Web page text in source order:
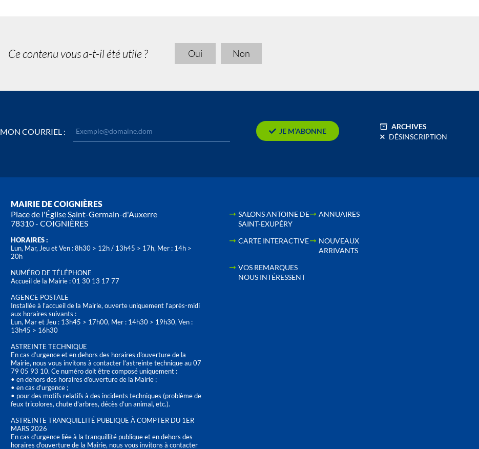
Ce contenu vous a-t-il été utile ? Oui Non
MON COURRIEL : JE M’ABONNE
ARCHIVES
DÉSINSCRIPTION
MAIRIE DE COIGNIÈRES
Place de l'Église Saint-Germain-d'Auxerre
78310 - COIGNIÈRES
HORAIRES :
Lun, Mar, Jeu et Ven : 8h30 > 12h / 13h45 > 17h, Mer : 14h >
20h
NUMÉRO DE TÉLÉPHONE
Accueil de la Mairie : 01 30 13 17 77
AGENCE POSTALE
Installée à l’accueil de la Mairie, ouverte uniquement l'après-midi
aux horaires suivants :
Lun, Mar et Jeu : 13h45 > 17h00, Mer : 14h30 > 19h30, Ven :
13h45 > 16h30
ASTREINTE TECHNIQUE
En cas d’urgence et en dehors des horaires d'ouverture de la
Mairie, nous vous invitons à contacter l’astreinte technique au 07
79 05 93 10. Ce numéro doit être composé uniquement :
• en dehors des horaires d’ouverture de la Mairie ;
• en cas d’urgence ;
• pour des motifs relatifs à des incidents techniques (problème de
feux tricolores, chute d’arbres, décès d’un animal, etc.).
ASTREINTE TRANQUILLITÉ PUBLIQUE À COMPTER DU 1ER
MARS 2026
En cas d’urgence liée à la tranquillité publique et en dehors des
horaires d'ouverture de la Mairie, nous vous invitons à contacter
SALONS ANTOINE DE
SAINT-EXUPÉRY
ANNUAIRES
CARTE INTERACTIVE
NOUVEAUX
ARRIVANTS
VOS REMARQUES
NOUS INTÉRESSENT